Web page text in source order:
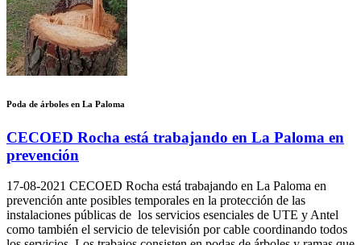
Poda de árboles en La Paloma
CECOED Rocha está trabajando en La Paloma en
prevención
17-08-2021 CECOED Rocha está trabajando en La Paloma en
prevención ante posibles temporales en la protección de las
instalaciones públicas de los servicios esenciales de UTE y Antel
como también el servicio de televisión por cable coordinando todos